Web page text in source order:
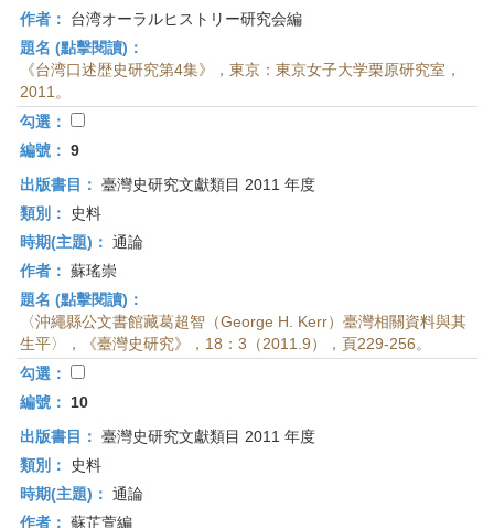
作者：
台湾オーラルヒストリー研究会編
題名 (點擊閱讀)：
《台湾口述歴史研究第4集》，東京：東京女子大学栗原研究室，
2011。
勾選：
編號： 9
出版書目： 臺灣史研究文獻類目 2011 年度
類別：
史料
時期(主題)： 通論
作者： 蘇瑤崇
題名 (點擊閱讀)：
〈沖繩縣公文書館藏葛超智（George H. Kerr）臺灣相關資料與其
生平〉，《臺灣史研究》，18：3（2011.9），頁229-256。
勾選：
編號：
10
出版書目： 臺灣史研究文獻類目 2011 年度
類別：
史料
時期(主題)： 通論
作者： 蘇芷萱編